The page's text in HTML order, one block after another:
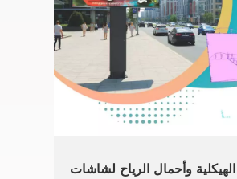
وأحمال الرياح لشاشات